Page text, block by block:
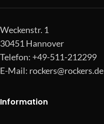
Weckenstr. 1
30451 Hannover
Telefon: +49-511-212299
E-Mail: rockers@rockers.de
Information